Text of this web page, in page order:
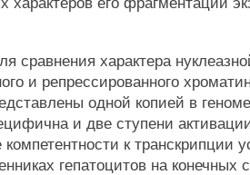
сравнения характера
и репрессированного
одной копией в
и две ступени
к транскрипции
гепатоцитов на конечных